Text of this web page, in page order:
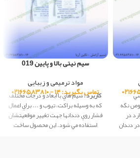
نگه
در
دندان
سیم نیتی بالا و پایین 019
مواد ترمیمی و زیبایی
تماس بگیرید: ۱۴ - ۰۲۱۶۶۵۸۳۸۱۰
کاربرد :سيم هاي با ابعاد و درجات مختلف
كه به وسيله براكت، تيوب و ... براي اعمال
فشار روي دندانها جهت تغيير موقعيتشان
استفاده مي شود. این محصول ساخت